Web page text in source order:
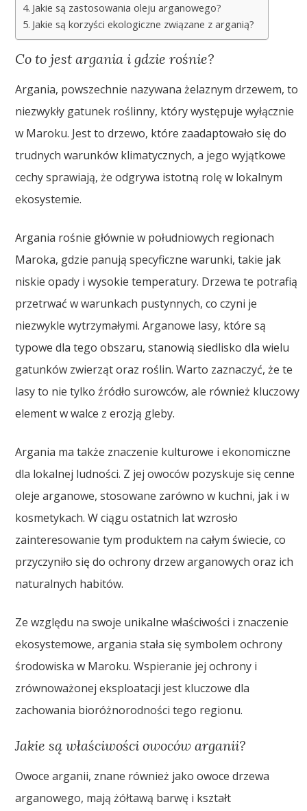
Jakie są zastosowania oleju arganowego?
Jakie są korzyści ekologiczne związane z arganią?
Co to jest argania i gdzie rośnie?
Argania, powszechnie nazywana żelaznym drzewem, to
niezwykły gatunek roślinny, który występuje wyłącznie
w Maroku. Jest to drzewo, które zaadaptowało się do
trudnych warunków klimatycznych, a jego wyjątkowe
cechy sprawiają, że odgrywa istotną rolę w lokalnym
ekosystemie.
Argania rośnie głównie w południowych regionach
Maroka, gdzie panują specyficzne warunki, takie jak
niskie opady i wysokie temperatury. Drzewa te potrafią
przetrwać w warunkach pustynnych, co czyni je
niezwykle wytrzymałymi. Arganowe lasy, które są
typowe dla tego obszaru, stanowią siedlisko dla wielu
gatunków zwierząt oraz roślin. Warto zaznaczyć, że te
lasy to nie tylko źródło surowców, ale również kluczowy
element w walce z erozją gleby.
Argania ma także znaczenie kulturowe i ekonomiczne
dla lokalnej ludności. Z jej owoców pozyskuje się cenne
oleje arganowe, stosowane zarówno w kuchni, jak i w
kosmetykach. W ciągu ostatnich lat wzrosło
zainteresowanie tym produktem na całym świecie, co
przyczyniło się do ochrony drzew arganowych oraz ich
naturalnych habitów.
Ze względu na swoje unikalne właściwości i znaczenie
ekosystemowe, argania stała się symbolem ochrony
środowiska w Maroku. Wspieranie jej ochrony i
zrównoważonej eksploatacji jest kluczowe dla
zachowania bioróżnorodności tego regionu.
Jakie są właściwości owoców arganii?
Owoce arganii, znane również jako owoce drzewa
arganowego, mają żółtawą barwę i kształt